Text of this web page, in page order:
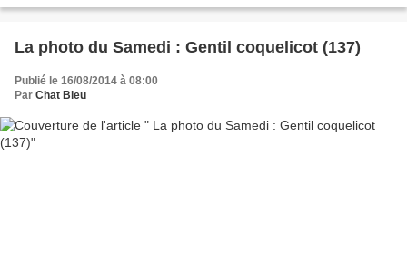
La photo du Samedi : Gentil coquelicot (137)
Publié le 16/08/2014 à 08:00
Par Chat Bleu